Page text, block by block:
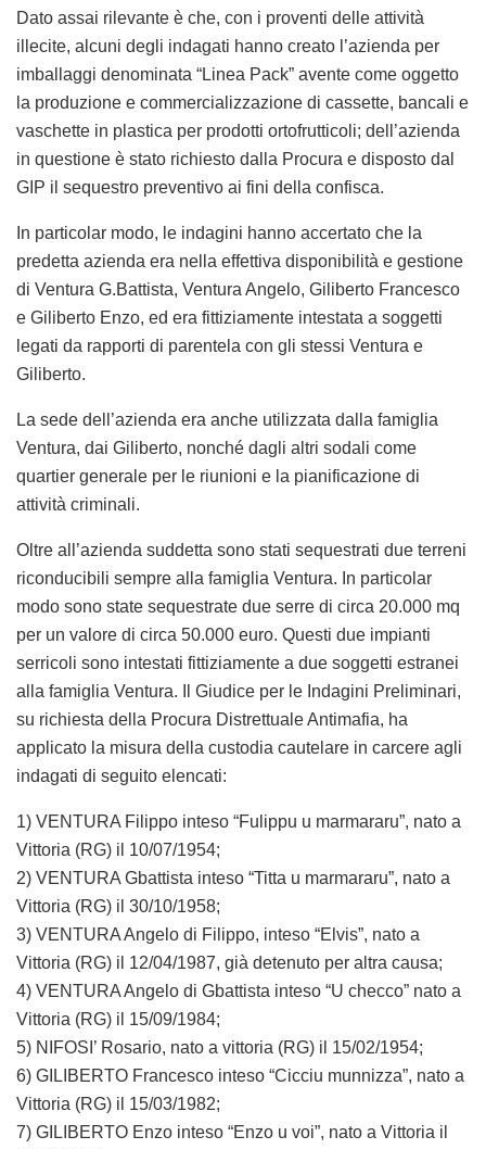
Dato assai rilevante è che, con i proventi delle attività
illecite, alcuni degli indagati hanno creato l’azienda per
imballaggi denominata “Linea Pack” avente come oggetto
la produzione e commercializzazione di cassette, bancali e
vaschette in plastica per prodotti ortofrutticoli; dell’azienda
in questione è stato richiesto dalla Procura e disposto dal
GIP il sequestro preventivo ai fini della confisca.
In particolar modo, le indagini hanno accertato che la
predetta azienda era nella effettiva disponibilità e gestione
di Ventura G.Battista, Ventura Angelo, Giliberto Francesco
e Giliberto Enzo, ed era fittiziamente intestata a soggetti
legati da rapporti di parentela con gli stessi Ventura e
Giliberto.
La sede dell’azienda era anche utilizzata dalla famiglia
Ventura, dai Giliberto, nonché dagli altri sodali come
quartier generale per le riunioni e la pianificazione di
attività criminali.
Oltre all’azienda suddetta sono stati sequestrati due terreni
riconducibili sempre alla famiglia Ventura. In particolar
modo sono state sequestrate due serre di circa 20.000 mq
per un valore di circa 50.000 euro. Questi due impianti
serricoli sono intestati fittiziamente a due soggetti estranei
alla famiglia Ventura. Il Giudice per le Indagini Preliminari,
su richiesta della Procura Distrettuale Antimafia, ha
applicato la misura della custodia cautelare in carcere agli
indagati di seguito elencati:
1) VENTURA Filippo inteso “Fulippu u marmararu”, nato a
Vittoria (RG) il 10/07/1954;
2) VENTURA Gbattista inteso “Titta u marmararu”, nato a
Vittoria (RG) il 30/10/1958;
3) VENTURA Angelo di Filippo, inteso “Elvis”, nato a
Vittoria (RG) il 12/04/1987, già detenuto per altra causa;
4) VENTURA Angelo di Gbattista inteso “U checco” nato a
Vittoria (RG) il 15/09/1984;
5) NIFOSI’ Rosario, nato a vittoria (RG) il 15/02/1954;
6) GILIBERTO Francesco inteso “Cicciu munnizza”, nato a
Vittoria (RG) il 15/03/1982;
7) GILIBERTO Enzo inteso “Enzo u voi”, nato a Vittoria il